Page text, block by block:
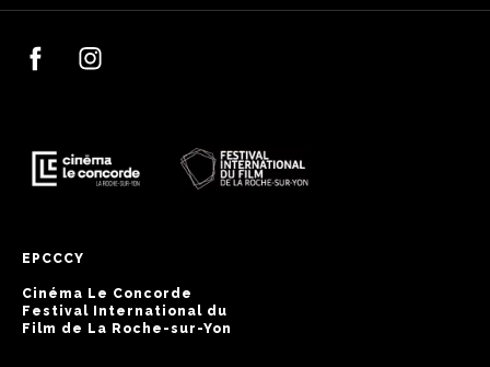
EPCCCY
Cinéma Le Concorde
Festival International du
Film de La Roche-sur-Yon